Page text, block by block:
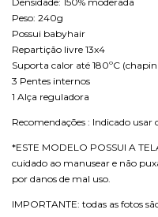
Peso: 240g
Possui babyhair
Repartição livre 13x4
Suporta calor até 180ºC
3 Pentes internos
1 Alça reguladora
Recomendações : Indicado usar
*ESTE MODELO POSSUI A
cuidado ao manusear e não
por danos de mal uso.
IMPORTANTE: todas as fotos